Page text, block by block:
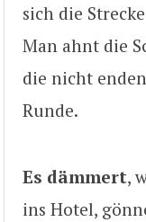
sich die
Man ahnt die
die nicht
Runde.
Es dämmert,
ins Hotel,